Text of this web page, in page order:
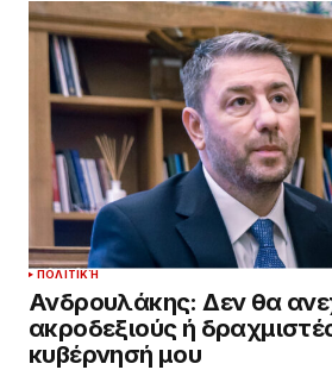
ΠΟΛΙΤΙΚΉ
Ανδρουλάκης: Δεν θα
ακροδεξιούς ή
κυβέρνησή μου